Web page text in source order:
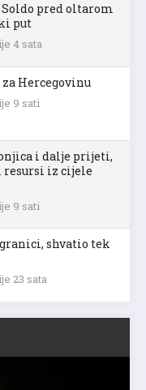
Soldo pred oltarom
put
4 sata
Hercegovinu
9 sati
i dalje prijeti,
resursi iz cijele
9 sati
shvatio tek
23 sata